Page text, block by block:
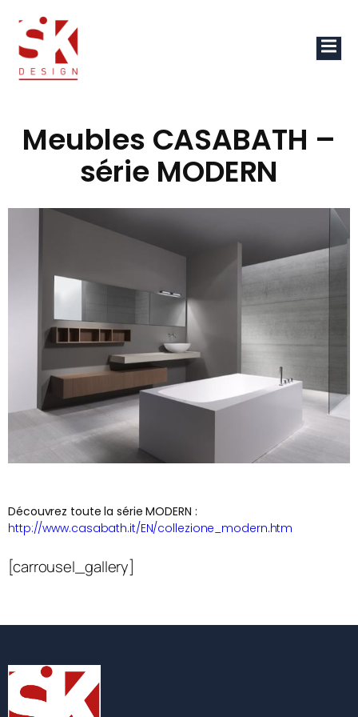
Meubles CASABATH –
série MODERN
Découvrez toute la série MODERN :
http://www.casabath.it/EN/collezione_modern.htm
[carrousel_gallery]